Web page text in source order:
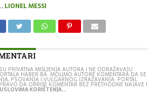
, LIONEL MESSI
PRIVATNA MIŠLJENJA AUTORA I NE ODRAŽAVAJU
HABER.BA. MOLIMO AUTORE KOMENTARA DA SE
PSOVANJA I VULGARNOG IZRAŽAVANJA. PORTAL
DA OBRIŠE KOMENTAR BEZ PRETHODNE NAJAVE I
KORIŠTENJA...